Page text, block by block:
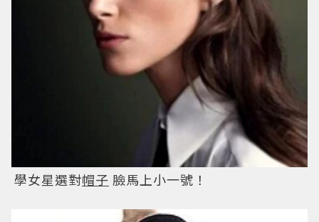
學女星選對帽子 臉馬上小一號！